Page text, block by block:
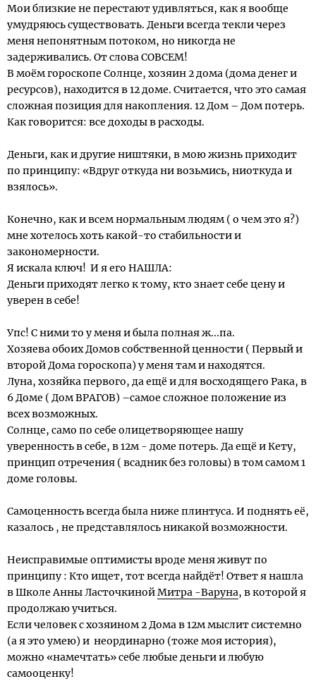
Мои близкие не перестают удивляться, как я вообще
умудряюсь существовать. Деньги всегда текли через
меня непонятным потоком, но никогда не
задерживались. От слова СОВСЕМ!
В моём гороскопе Солнце, хозяин 2 дома (дома денег и
ресурсов), находится в 12 доме. Считается, что это самая
сложная позиция для накопления. 12 Дом – Дом потерь.
Как говорится: все доходы в расходы.
Деньги, как и другие ништяки, в мою жизнь приходит
по принципу: «Вдруг откуда ни возьмись, ниоткуда и
взялось».
Конечно, как и всем нормальным людям ( о чем это я?)
мне хотелось хоть какой-то стабильности и
закономерности.
Я искала ключ! И я его НАШЛА:
Деньги приходят легко к тому, кто знает себе цену и
уверен в себе!
Упс! С ними то у меня и была полная ж...па.
Хозяева обоих Домов собственной ценности ( Первый и
второй Дома гороскопа) у меня там и находятся.
Луна, хозяйка первого, да ещё и для восходящего Рака, в
6 Доме ( Дом ВРАГОВ) –самое сложное положение из
всех возможных.
Солнце, само по себе олицетворяющее нашу
уверенность в себе, в 12м - доме потерь. Да ещё и Кету,
принцип отречения ( всадник без головы) в том самом 1
доме головы.
Самоценность всегда была ниже плинтуса. И поднять её,
казалось , не представлялось никакой возможности.
Неисправимые оптимисты вроде меня живут по
принципу : Кто ищет, тот всегда найдёт! Ответ я нашла
в Школе Анны ЛасточкинойМитра -Варуна, в которой я
продолжаю учиться.
Если человек с хозяином 2 Дома в 12м мыслит системно
(а я это умею) и неординарно (тоже моя история),
можно «намечтать» себе любые деньги и любую
самооценку!